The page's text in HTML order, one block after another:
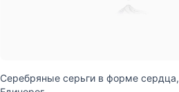
Серебряные серьги в форме сердца,